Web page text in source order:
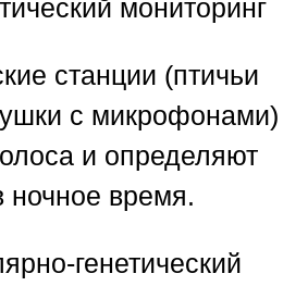
мониторинг
станции (птичьи
с микрофонами)
и определяют
ночное время.
генетический